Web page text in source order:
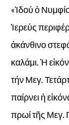
«Ἰδού ὁ
Ἱερεύς
ἀκάνθινο
καλάμι. Ἡ
τήν Μεγ.
παίρνει ἡ
πρωί τῆς Μεγ.